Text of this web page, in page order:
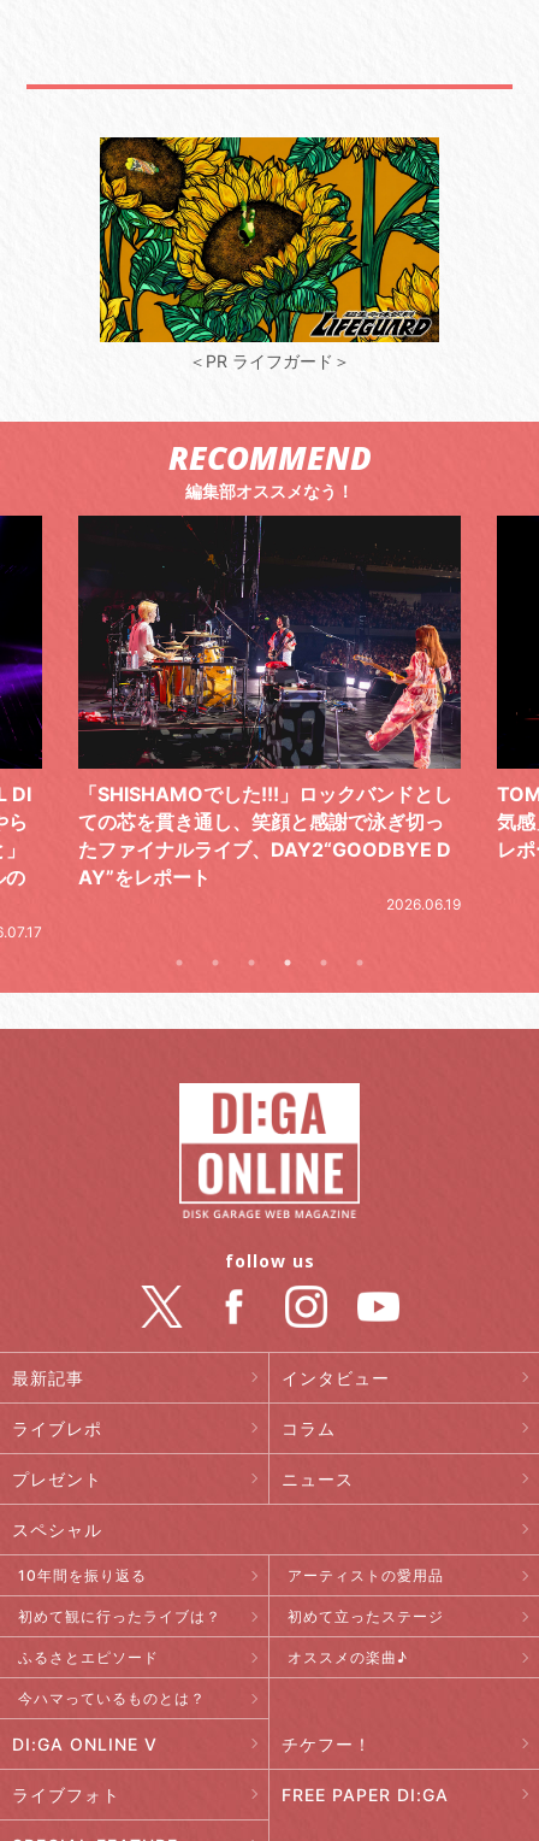
＜PR ライフガード＞
RECOMMEND
編集部オススメなう！
DI
ら
の
「SHISHAMOでした!!!」ロックバンドとし
ての芯を貫き通し、笑顔と感謝で泳ぎ切っ
たファイナルライブ、DAY2“GOODBYE D
AY”をレポート
2026.06.19
気
レ
最新記事 インタビュー
ライブレポ コラム
プレゼント ニュース
スペシャル
10年間を振り返る アーティストの愛用品
初めて観に行ったライブは？ 初めて立ったステージ
ふるさとエピソード オススメの楽曲♪
今ハマっているものとは？
DI:GA ONLINE V チケフー！
ライブフォト FREE PAPER DI:GA
follow us